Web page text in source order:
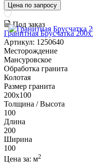
Цена по запросу
Под заказ
Гранитная Брусчатка
Артикул: 1250640
Месторождение
Мансуровское
Обработка гранита
Колотая
Размер гранита
200х100
Толщина / Высота
100
Длина
200
Ширина
100
Цена за: м2